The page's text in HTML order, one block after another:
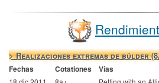
> Realizaciones extremas de búlder
Fechas Cotationes Vías